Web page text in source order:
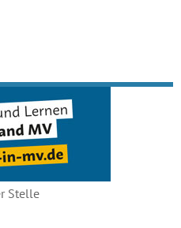
Stelle